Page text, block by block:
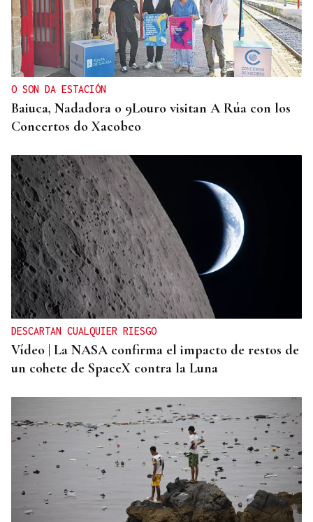
ENTREVISTA
Jorge Vázquez: "Nuestro objetivo a 2028 es crecer
creando valor para el accionista y para el equipo
que lo hace posible"
O SON DA ESTACIÓN
Baiuca, Nadadora o 9Louro visitan A Rúa con los
Concertos do Xacobeo
DESCARTAN CUALQUIER RIESGO
Vídeo | La NASA confirma el impacto de restos de
un cohete de SpaceX contra la Luna